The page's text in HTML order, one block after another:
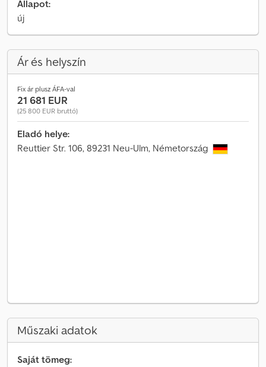
Állapot:
új
Ár és helyszín
Fix ár plusz ÁFA-val
21 681 EUR
(25 800 EUR bruttó)
Eladó helye:
Reuttier Str. 106, 89231 Neu-Ulm, Németország
Műszaki adatok
Saját tömeg: